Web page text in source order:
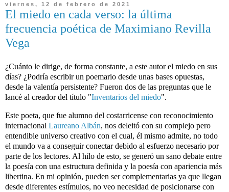
viernes, 12 de febrero de 2021
El miedo en cada verso: la última
frecuencia poética de Maximiano Revilla
Vega
¿Cuánto le dirige, de forma constante, a este autor el miedo en sus
días? ¿Podría escribir un poemario desde unas bases opuestas,
desde la valentía persistente? Fueron dos de las preguntas que le
lancé al creador del título "Inventarios del miedo".
Este poeta, que fue alumno del costarricense con reconocimiento
internacional Laureano Albán, nos deleitó con su complejo pero
entendible universo creativo con el cual, él mismo admite, no todo
el mundo va a conseguir conectar debido al esfuerzo necesario por
parte de los lectores. Al hilo de esto, se generó un sano debate entre
la poesía con una estructura definida y la poesía con apariencia más
libertina. En mi opinión, pueden ser complementarias ya que llegan
desde diferentes estímulos, no veo necesidad de posicionarse con